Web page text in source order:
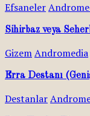
Efsaneler
Sihirbaz veya
GizemAndromedia
Erra Destanı
Destanlar